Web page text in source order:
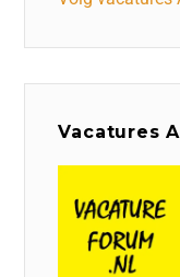
Vacatures